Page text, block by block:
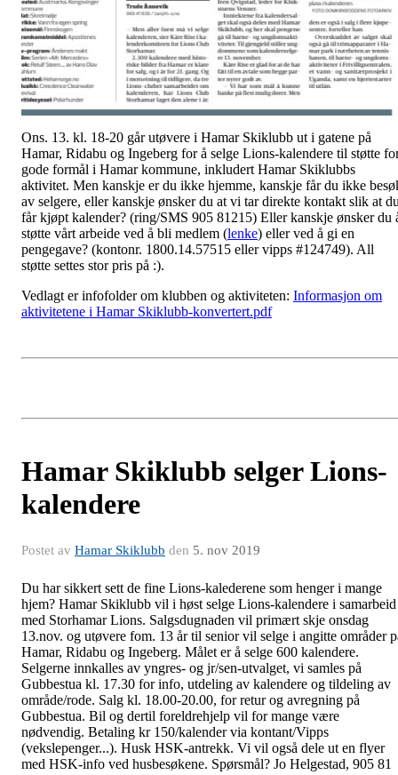
Ons. 13. kl. 18-20 går utøvere i Hamar Skiklubb ut i gatene på
Hamar, Ridabu og Ingeberg for å selge Lions-kalendere til støtte
gode formål i Hamar kommune, inkludert Hamar Skiklubbs
aktivitet. Men kanskje er du ikke hjemme, kanskje får du ikke
av selgere, eller kanskje ønsker du at vi tar direkte kontakt slik at
får kjøpt kalender? (ring/SMS 905 81215) Eller kanskje ønsker du
støtte vårt arbeide ved å bli medlem (lenke) eller ved å gi en
pengegave? (kontonr. 1800.14.57515 eller vipps #124749). All
støtte settes stor pris på :).
Vedlagt er infofolder om klubben og aktiviteten: Informasjon om
aktivitetene i Hamar Skiklubb-konvertert.pdf
Hamar Skiklubb selger Lions-
kalendere
Postet av Hamar Skiklubb den 5. nov 2019
Du har sikkert sett de fine Lions-kalederene som henger i mange
hjem? Hamar Skiklubb vil i høst selge Lions-kalendere i samarbeid
med Storhamar Lions. Salgsdugnaden vil primært skje onsdag
13.nov. og utøvere fom. 13 år til senior vil selge i angitte områder
Hamar, Ridabu og Ingeberg. Målet er å selge 600 kalendere.
Selgerne innkalles av yngres- og jr/sen-utvalget, vi samles på
Gubbestua kl. 17.30 for info, utdeling av kalendere og tildeling av
område/rode. Salg kl. 18.00-20.00, for retur og avregning på
Gubbestua. Bil og dertil foreldrehjelp vil for mange være
nødvendig. Betaling kr 150/kalender via kontant/Vipps
(vekslepenger...). Husk HSK-antrekk. Vi vil også dele ut en flyer
med HSK-info ved husbesøkene. Spørsmål? Jo Helgestad, 905 81